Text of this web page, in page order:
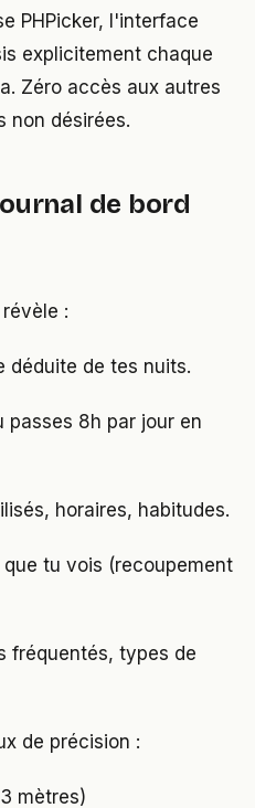
PHPicker, l'interface
explicitement chaque
Zéro accès aux autres
non désirées.
de bord
:
déduite de tes nuits.
passes 8h par jour en
horaires, habitudes.
que tu vois (recoupement
fréquentés, types de
de précision :
mètres)